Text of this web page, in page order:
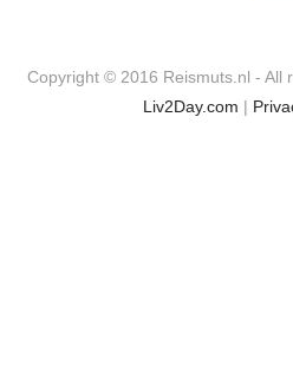
Copyright © 2016 Reismuts.nl - All
Liv2Day.com |